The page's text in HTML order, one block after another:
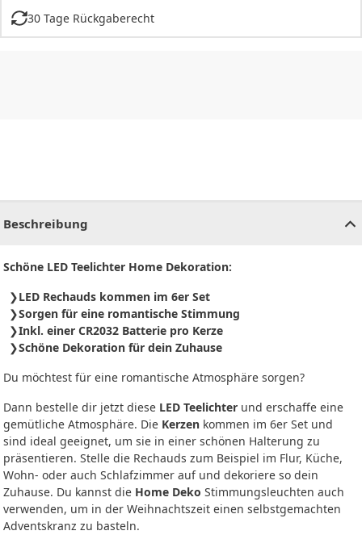
30 Tage Rückgaberecht
Beschreibung
Schöne LED Teelichter Home Dekoration:
LED Rechauds kommen im 6er Set
Sorgen für eine romantische Stimmung
Inkl. einer CR2032 Batterie pro Kerze
Schöne Dekoration für dein Zuhause
Du möchtest für eine romantische Atmosphäre sorgen?
Dann bestelle dir jetzt diese LED Teelichter und erschaffe eine
gemütliche Atmosphäre. Die Kerzen kommen im 6er Set und
sind ideal geeignet, um sie in einer schönen Halterung zu
präsentieren. Stelle die Rechauds zum Beispiel im Flur, Küche,
Wohn- oder auch Schlafzimmer auf und dekoriere so dein
Zuhause. Du kannst die Home Deko Stimmungsleuchten auch
verwenden, um in der Weihnachtszeit einen selbstgemachten
Adventskranz zu basteln.